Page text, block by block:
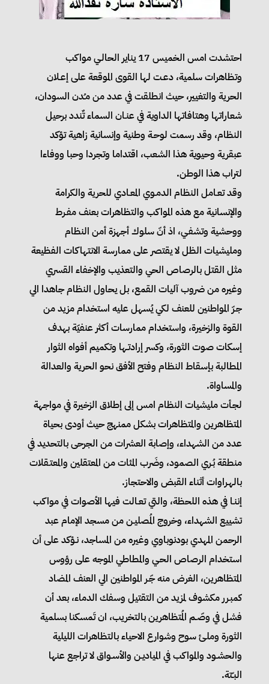
احتشدت امس الخميس 17 يناير الحالـي مواكب
وتظاهرات سلمية، دعـت لها القوى الموقعة على إعـلان
الحرية والتغيير، حيث انطلقت في عدد من مـُدن السودان،
شعاراتها وهتافاتها الداوية في عنـان السماء تٌندد برحيل
النظام، وقد رسمت لوحـة وطنية وإنسانية زاهية تؤكد
عبقرية وحيوية هذا الشعب، اقتداما وتجردا وحبا ووفاءا
لتراب هذا الوطن.
وقد تعـامل النظام الدمـوي المعـادي للحرية والكرامة
والإنسانية مع هذه المواكب والتظاهرات بعنف مفـرط
ووحشية وتشفـي، اذ أنّ سلوك أجهزة أمن النظام
ومليشيات الظل لا يقتصر على ممارسة الانتهاكات الفظيعة
مثل القتل بالرصاص الحي والتعذيب والإخفاء القسري
وغيره من ضروب آليات القمع، بل يحاول النظام جاهدا الي
جـرّ المواطنين للعنف لكي يُسهل عليه استخدام مزيد من
القوة والزخيرة، واستخدام ممارسات أكثر عنفيّة بهدف
إسكات صوت الثورة، وكسر إرادتـها وتكميم أفواه الثوار
المطالبة بإسقاط النظام وفتح الأفق نحو الحرية والعدالة
والمساواة.
لجـأت مليشيات النظام امس إلى إطلاق الزخيرة في مواجهة
المتظاهرين والمتظاهرات بشكل ممنهج حيث أودى بحياة
عدد من الشهداء، وإصابة العشرات من الجرحى بالتحديد في
منطقة بُـري الصمود، وضَرب المئات من المعتقلين والمعتـقلات
بالهـراوات أثناء القبض والاحتجاز.
إننـا في هذه اللحظة، والتي تعـالت فيها الأصوات في مواكب
تشييع الشهداء، وخروج المُصليـن من مسجد الإمام عبد
الرحمن المهدي بودنوباوي وغيره من المساجد، نـؤكد على أن
استخدام الرصاص الحـي والمطاطي الموجه على رؤوس
المتظاهرين، الغرض منه جّـر المواطنين الي العنف المضاد
كمبـرر مكشوف لمزيد من التقتيل وسفك الدماء، بعد أن
فشل في وصّـم المُتظاهرين بالتخريب، ان تَمسكنا بسلمية
الثورة وملـئ سوح وشوارع الاحياء بالتظاهرات الليلية
والحشـود والمواكب في المياديـن والأسـواق لا تراجع عنها
البـّتة.